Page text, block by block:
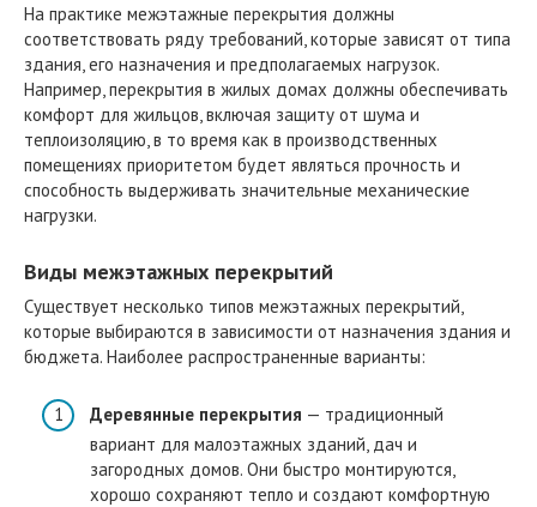
На практике межэтажные перекрытия должны
соответствовать ряду требований, которые зависят от типа
здания, его назначения и предполагаемых нагрузок.
Например, перекрытия в жилых домах должны обеспечивать
комфорт для жильцов, включая защиту от шума и
теплоизоляцию, в то время как в производственных
помещениях приоритетом будет являться прочность и
способность выдерживать значительные механические
нагрузки.
Виды межэтажных перекрытий
Существует несколько типов межэтажных перекрытий,
которые выбираются в зависимости от назначения здания и
бюджета. Наиболее распространенные варианты:
Деревянные перекрытия — традиционный
вариант для малоэтажных зданий, дач и
загородных домов. Они быстро монтируются,
хорошо сохраняют тепло и создают комфортную